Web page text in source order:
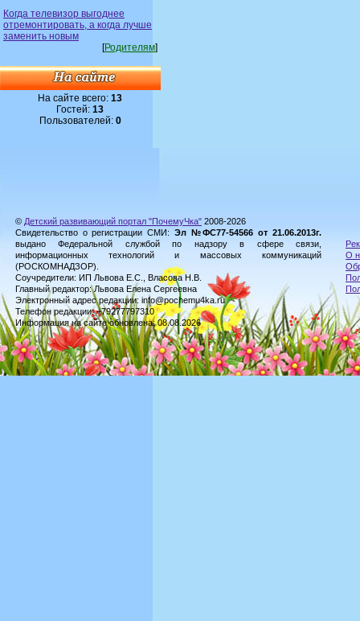
Когда телевизор выгоднее
отремонтировать, а когда лучше
заменить новым
[Родителям]
На сайте всего:13
Гостей:13
Пользователей: 0
© Детский развивающий портал "ПочемуЧка" 2008-2026
Свидетельство о регистрации СМИ: Эл №ФС77-54566 от 21.06.2013г.
выдано Федеральной службой по надзору в сфере связи,
информационных технологий и массовых коммуникаций
(РОСКОМНАДЗОР).
Соучредители: ИП Львова Е.С., Власова Н.В.
Главный редактор: Львова Елена Сергеевна
Электронный адрес редакции: info@pochemu4ka.ru
Телефон редакции: +79277797310
Информация на сайте обновлена: 08.08.2026
О